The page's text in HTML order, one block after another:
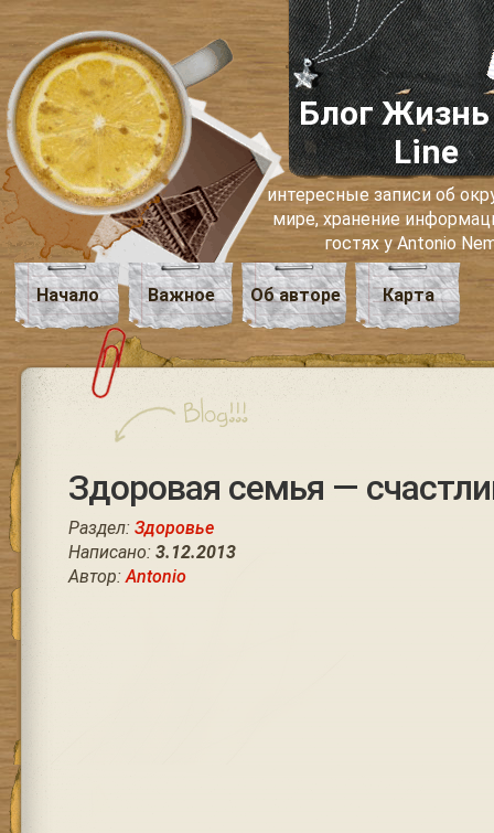
Блог Жизнь
Line
интересные записи об
мире, хранение
гостях у Antonio
Начало Важное Об авторе Карта
Здоровая семья —
Раздел: Здоровье
Написано: 3.12.2013
Автор:Antonio